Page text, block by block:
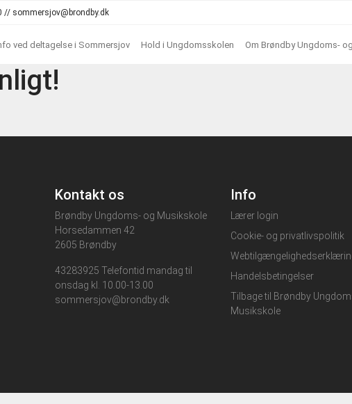
// sommersjov@brondby.dk
ved deltagelse i Sommersjov Hold i Ungdomsskolen Om Brøndby Ungdoms-
Kontakt os
Brøndby Ungdoms- og Musikskole
Horsedammen 42
2605 Brøndby
43283925 Telefontid mandag til
onsdag kl. 10.00-13.00
sommersjov@brondby.dk
Info
Lærer login
Cookie- og privatlivspolitik
Handelsbetingelser
Tilbage til Brøndby
Musikskole